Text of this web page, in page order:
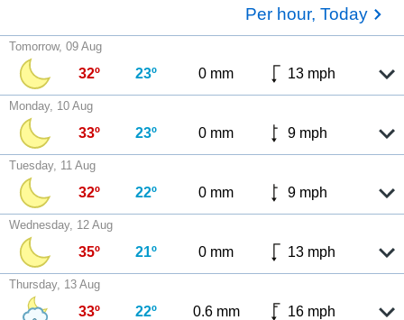
Per hour, Today
Tomorrow, 09 Aug
32º 23º 0 mm 13 mph
Monday, 10 Aug
33º 23º 0 mm 9 mph
Tuesday, 11 Aug
32º 22º 0 mm 9 mph
Wednesday, 12 Aug
35º 21º 0 mm 13 mph
Thursday, 13 Aug
33º 22º 0.6 mm 16 mph